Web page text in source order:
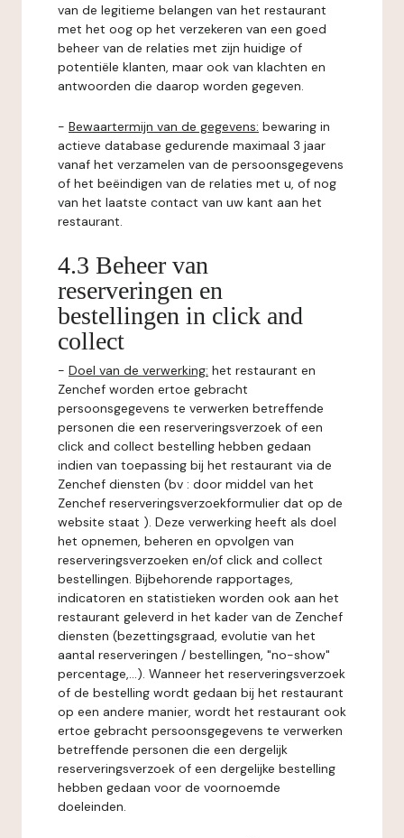
van de legitieme belangen van het restaurant
met het oog op het verzekeren van een goed
beheer van de relaties met zijn huidige of
potentiële klanten, maar ook van klachten en
antwoorden die daarop worden gegeven.
- Bewaartermijn van de gegevens: bewaring in
actieve database gedurende maximaal 3 jaar
vanaf het verzamelen van de persoonsgegevens
of het beëindigen van de relaties met u, of nog
van het laatste contact van uw kant aan het
restaurant.
4.3 Beheer van
reserveringen en
bestellingen in click and
collect
- Doel van de verwerking: het restaurant en
Zenchef worden ertoe gebracht
persoonsgegevens te verwerken betreffende
personen die een reserveringsverzoek of een
click and collect bestelling hebben gedaan
indien van toepassing bij het restaurant via de
Zenchef diensten (bv : door middel van het
Zenchef reserveringsverzoekformulier dat op de
website staat ). Deze verwerking heeft als doel
het opnemen, beheren en opvolgen van
reserveringsverzoeken en/of click and collect
bestellingen. Bijbehorende rapportages,
indicatoren en statistieken worden ook aan het
restaurant geleverd in het kader van de Zenchef
diensten (bezettingsgraad, evolutie van het
aantal reserveringen / bestellingen, "no-show"
percentage,...). Wanneer het reserveringsverzoek
of de bestelling wordt gedaan bij het restaurant
op een andere manier, wordt het restaurant ook
ertoe gebracht persoonsgegevens te verwerken
betreffende personen die een dergelijk
reserveringsverzoek of een dergelijke bestelling
hebben gedaan voor de voornoemde
doeleinden.